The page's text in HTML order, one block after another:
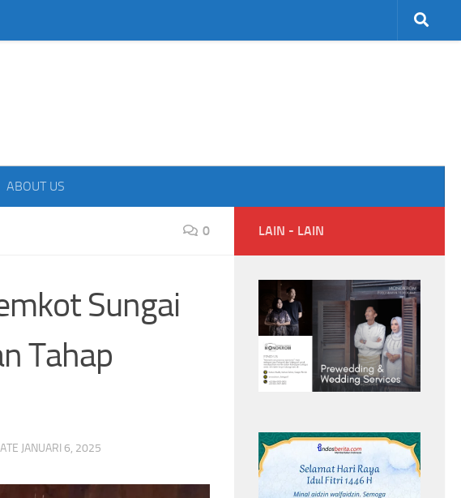
ABOUT US
0
Sungai
Tahap
JANUARI 6, 2025
Saat Bertanding di Thailand
Smash Semangat Kemerdekaan! Bupati
Cup III Resmi Menghangatkan HUT RI
LAIN - LAIN